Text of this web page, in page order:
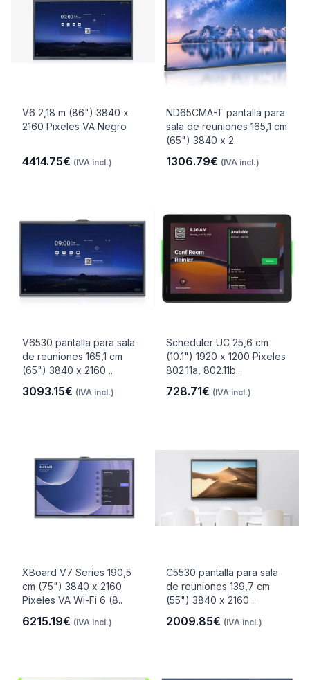
V6 2,18 m (86") 3840 x
2160 Pixeles VA Negro
4414.75€ (IVA incl.)
ND65CMA-T pantalla para
sala de reuniones 165,1 cm
(65") 3840 x 2..
1306.79€ (IVA incl.)
V6530 pantalla para sala
de reuniones 165,1 cm
(65") 3840 x 2160 ..
3093.15€ (IVA incl.)
Scheduler UC 25,6 cm
(10.1") 1920 x 1200 Pixeles
802.11a, 802.11b..
728.71€ (IVA incl.)
XBoard V7 Series 190,5
cm (75") 3840 x 2160
Pixeles VA Wi-Fi 6 (8..
6215.19€ (IVA incl.)
C5530 pantalla para sala
de reuniones 139,7 cm
(55") 3840 x 2160 ..
2009.85€ (IVA incl.)